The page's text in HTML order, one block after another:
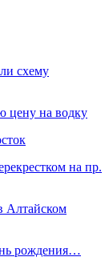
схему
цену на водку
на пр.
Алтайском
рождения…